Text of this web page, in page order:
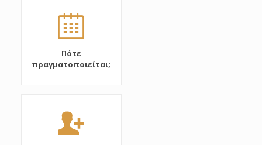
Πότε
πραγματοποιείται;